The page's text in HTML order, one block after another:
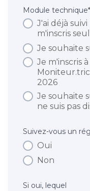
Module technique*
J'ai déjà
m'inscris
Je souhaite
Je m'inscris
2026
Je souhaite
ne suis pas
Suivez-vous un
Oui
Non
Si oui, lequel